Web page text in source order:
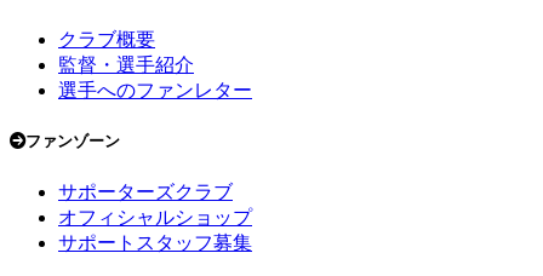
クラブ概要
監督・選手紹介
選手へのファンレター
ファンゾーン
サポーターズクラブ
オフィシャルショップ
サポートスタッフ募集